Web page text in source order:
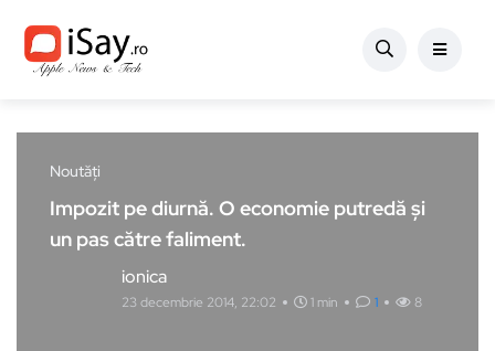
Noutăți
Impozit pe diurnă. O economie putredă și
un pas către faliment.
ionica
23 decembrie 2014, 22:02 1 min 1 8